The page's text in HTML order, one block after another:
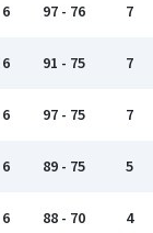
6 97 - 76 7
6 91 - 75 7
6 97 - 75 7
6 89 - 75 5
6 88 - 70 4